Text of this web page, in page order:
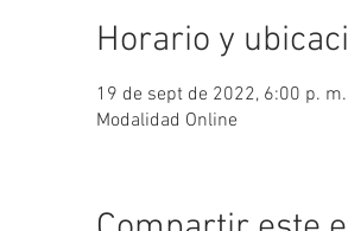
Horario y
19 de sept de 2022, 6:00 p. m.
Modalidad Online